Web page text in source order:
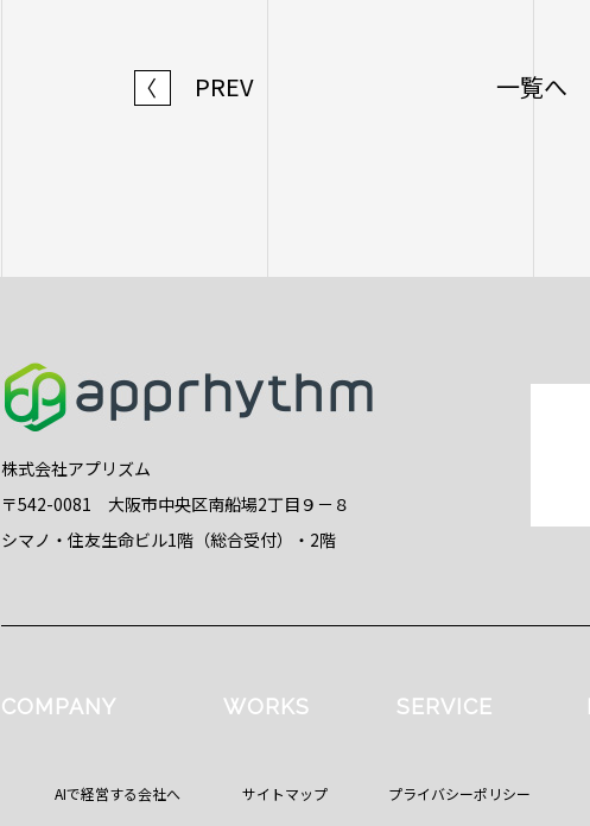
〈 PREV 一覧へ
株式会社アプリズム
〒542-0081 大阪市中央区南船場2丁目９－８
シマノ・住友生命ビル1階（総合受付）・2階
COMPANY WORKS SERVICE
AIで経営する会社へ サイトマップ プライバシーポリシー